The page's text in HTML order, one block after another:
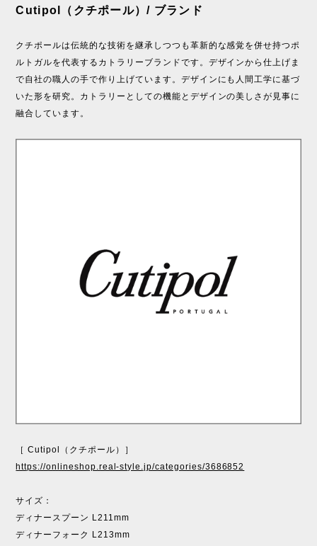
Cutipol（クチポール）/ ブランド
クチポールは伝統的な技術を継承しつつも革新的な感覚を併せ持つポ
ルトガルを代表するカトラリーブランドです。デザインから仕上げま
で自社の職人の手で作り上げています。デザインにも人間工学に基づ
いた形を研究。カトラリーとしての機能とデザインの美しさが見事に
融合しています。
［ Cutipol（クチポール）］
https://onlineshop.real-style.jp/categories/3686852
サイズ：
ディナースプーン L211mm
ディナーフォーク L213mm